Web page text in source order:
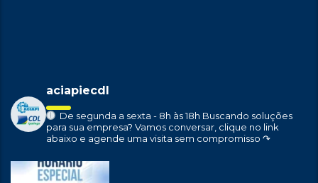
aciapiecdl
De segunda a sexta - 8h às 18h Buscando soluções
para sua empresa? Vamos conversar, clique no link
abaixo e agende uma visita sem compromisso ↷